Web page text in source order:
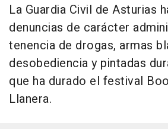
La Guardia Civil de Asturias
denuncias de carácter
tenencia de drogas, armas
desobediencia y pintadas
que ha durado el festival
Llanera.